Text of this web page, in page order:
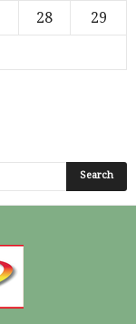
28
29